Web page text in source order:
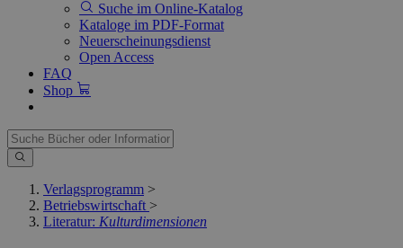
Suche im Online-Katalog
Kataloge im PDF-Format
Neuerscheinungsdienst
Open Access
FAQ
Shop
Verlagsprogramm >
Betriebswirtschaft >
Literatur: Kulturdimensionen